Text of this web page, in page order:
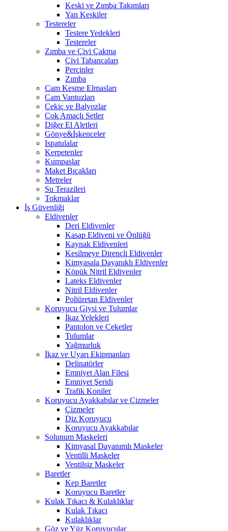
Keski ve Zımba Takımları
Yan Keskiler
Testereler
Testere Yedekleri
Testereler
Zımba ve Çivi Çakma
Çivi Tabancaları
Perçinler
Zımba
Cam Kesme Elmasları
Cam Vantuzları
Çekiç ve Balyozlar
Çok Amaçlı Setler
Diğer El Aletleri
Gönye&İşkenceler
Ispatulalar
Kerpetenler
Kumpaslar
Maket Bıçakları
Metreler
Su Terazileri
Tokmaklar
İş Güvenliği
Eldivenler
Deri Eldivenler
Kasap Eldiveni ve Önlüğü
Kaynak Eldivenleri
Kesilmeye Dirençli Eldivenler
Kimyasala Dayanıklı Eldivenler
Köpük Nitril Eldivenler
Lateks Eldivenler
Nitril Eldivenler
Poliüretan Eldivenler
Koruyucu Giysi ve Tulumlar
İkaz Yelekleri
Pantolon ve Ceketler
Tulumlar
Yağmurluk
İkaz ve Uyarı Ekipmanları
Delinatörler
Emniyet Alan Filesi
Emniyet Şeridi
Trafik Koniler
Koruyucu Ayakkabılar ve Çizmeler
Çizmeler
Diz Koruyucu
Koruyucu Ayakkabılar
Solunum Maskeleri
Kimyasal Dayanımlı Maskeler
Ventilli Maskeler
Ventilsiz Maskeler
Baretler
Kep Baretler
Koruyucu Baretler
Kulak Tıkacı & Kulaklıklar
Kulak Tıkacı
Kulaklıklar
Göz ve Yüz Koruyucular